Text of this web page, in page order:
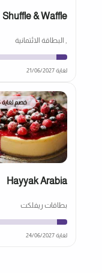
Shuffle & Waffle
, البطاقة الائتمانية
لغاية 21/06/2027
خصم لغاية 25%
Hayyak Arabia
بطاقات ريفلكت
لغاية 24/06/2027